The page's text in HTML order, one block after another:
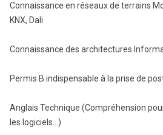
Connaissance en réseaux de terrains
KNX, Dali
Connaissance des architectures
Permis B indispensable à la prise de
Anglais Technique (Compréhension
les logiciels…)